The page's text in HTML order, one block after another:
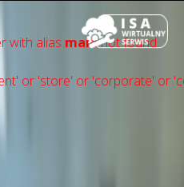
with alias mainnot found.
or 'store' or 'сorporate' or